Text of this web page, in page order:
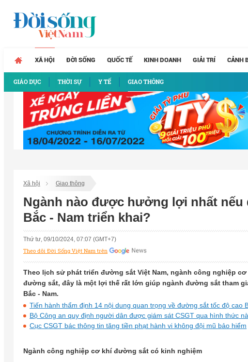
XÃ HỘI
GIÁO DỤC THỜI SỰ Y TẾ GIAO THÔNG
ĐỜI SỐNG QUỐC TẾ KINH DOANH GIẢI TRÍ CẢNH
Xã hội Giao thông
Ngành nào được hưởng lợi nhất
Bắc - Nam triển khai?
Thứ tư, 09/10/2024, 07:07 (GMT+7)
Theo dõi Đời Sống Việt Nam trên
Theo lịch sử phát triển đường sắt Việt Nam, ngành công nghiệp
đường sắt, đây là một lợi thế rất lớn giúp ngành đường sắt tham
Bắc - Nam.
Tiến hành thẩm định 14 nội dung quan trọng về đường sắt tốc độ cao
Bộ Công an quy định người dân được giám sát CSGT qua hình thức
Cục CSGT bác thông tin tăng tiền phạt hành vi không đội mũ bảo hiểm
Ngành công nghiệp cơ khí đường sắt có kinh nghiệm